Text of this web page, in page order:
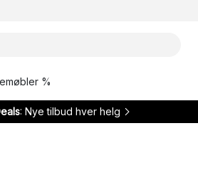
%
: Nye tilbud hver helg